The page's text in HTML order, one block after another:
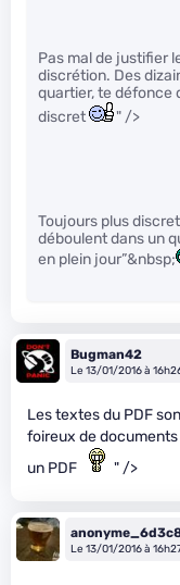
Pas mal de justifier
discrétion. Des
quartier, te défonce
discret
" />
Toujours plus
déboulent dans un
en plein jour”&nbsp;
Bugman42
Le 13/01/2016 à
Les textes du PDF
foireux de
un PDF
" />
Le 13/01/2016 à